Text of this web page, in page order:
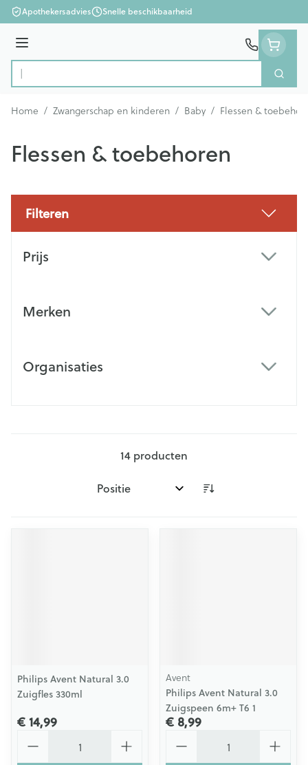
Ga naar de inhoud
Apothekersadvies Snelle beschikbaarheid
Menu
Product, merk, categorie...
Zoek
Home / Zwangerschap en kinderen / Baby / Flessen &
Flessen & toebehoren
Filteren
Prijs
Merken
Organisaties
14 producten
Sorteer op:
Philips Avent Natural 3.0
Zuigfles 330ml
€ 14,99
Avent
Philips Avent Natural 3.0
Zuigspeen 6m+ T6 1
€ 8,99